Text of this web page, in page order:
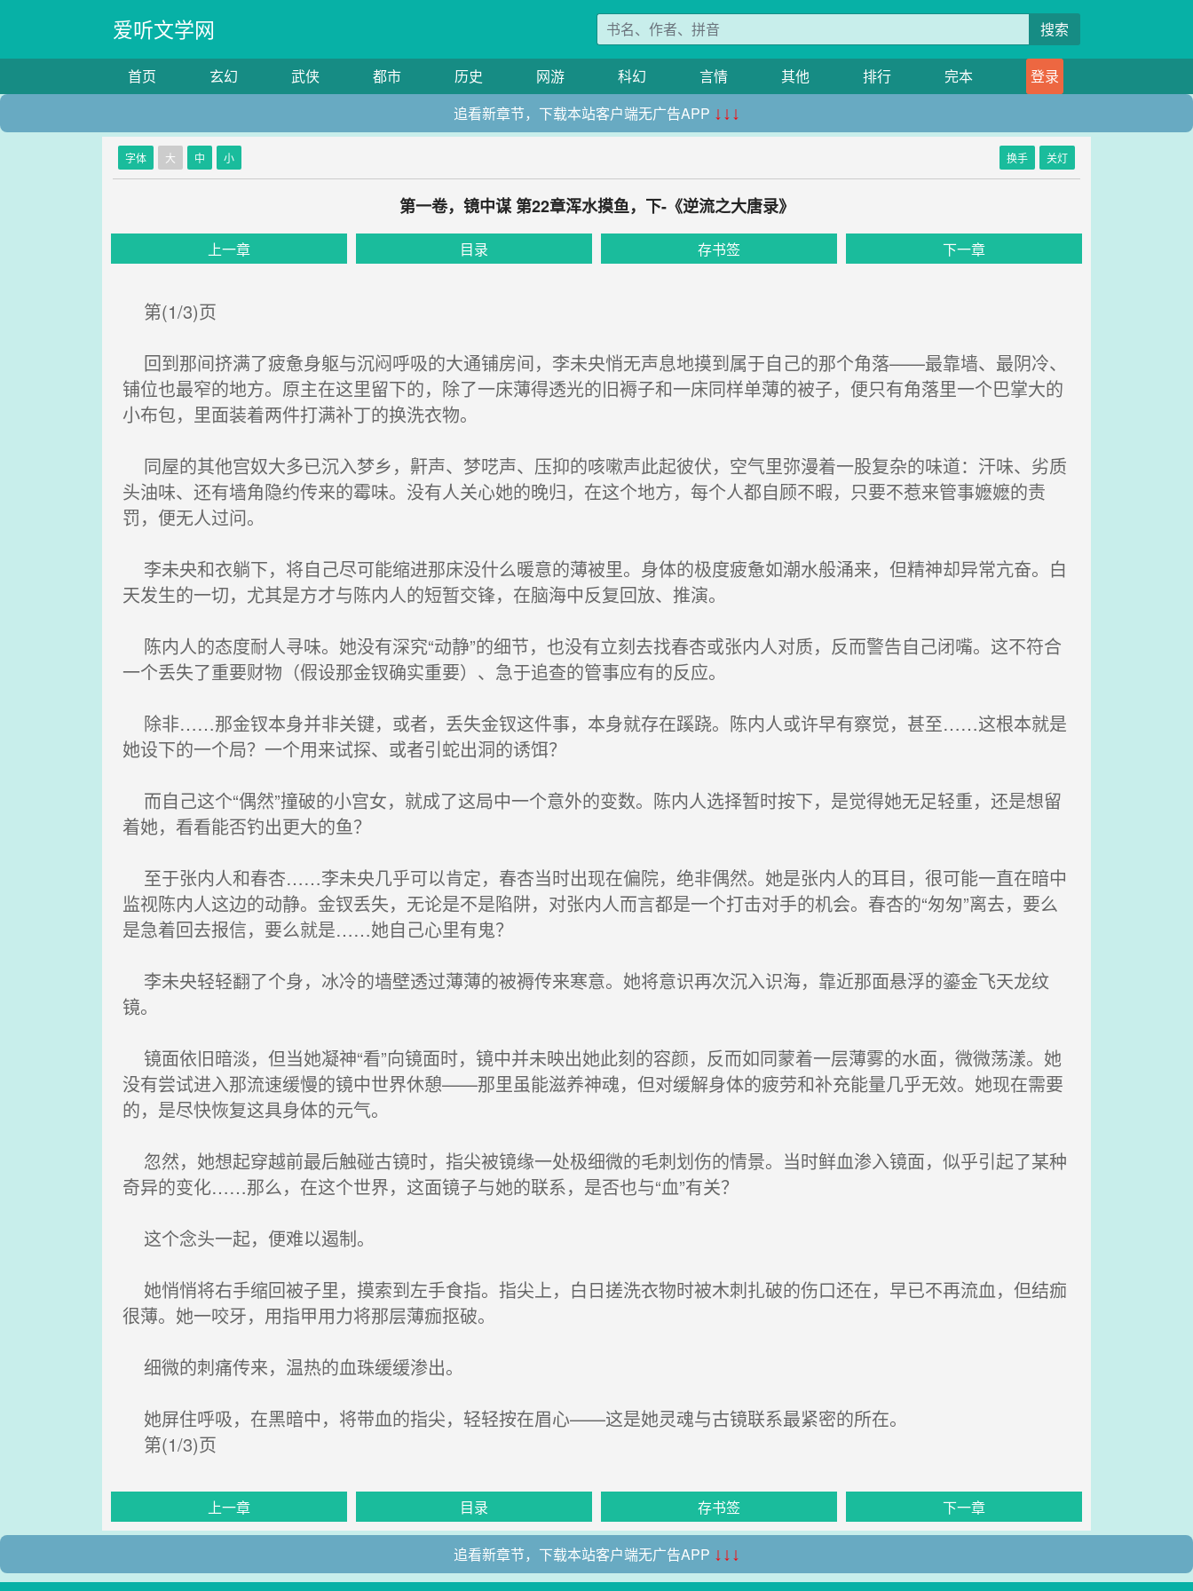
爱听文学网 搜索
首页 玄幻 武侠 都市 历史 网游 科幻 言情 其他 排行 完本
登录
追看新章节，下载本站客户端无广告APP ↓↓↓
字体 大 中 小 换手 关灯
第一卷，镜中谋 第22章浑水摸鱼，下-《逆流之大唐录》
上一章 目录 存书签 下一章
第(1/3)页
回到那间挤满了疲惫身躯与沉闷呼吸的大通铺房间，李未央悄无声息地摸到属于自己的那个角落——最靠墙、最阴冷、
铺位也最窄的地方。原主在这里留下的，除了一床薄得透光的旧褥子和一床同样单薄的被子，便只有角落里一个巴掌大的
小布包，里面装着两件打满补丁的换洗衣物。
同屋的其他宫奴大多已沉入梦乡，鼾声、梦呓声、压抑的咳嗽声此起彼伏，空气里弥漫着一股复杂的味道：汗味、劣质
头油味、还有墙角隐约传来的霉味。没有人关心她的晚归，在这个地方，每个人都自顾不暇，只要不惹来管事嬷嬷的责
罚，便无人过问。
李未央和衣躺下，将自己尽可能缩进那床没什么暖意的薄被里。身体的极度疲惫如潮水般涌来，但精神却异常亢奋。白
天发生的一切，尤其是方才与陈内人的短暂交锋，在脑海中反复回放、推演。
陈内人的态度耐人寻味。她没有深究“动静”的细节，也没有立刻去找春杏或张内人对质，反而警告自己闭嘴。这不符合
一个丢失了重要财物（假设那金钗确实重要）、急于追查的管事应有的反应。
除非……那金钗本身并非关键，或者，丢失金钗这件事，本身就存在蹊跷。陈内人或许早有察觉，甚至……这根本就是
她设下的一个局？一个用来试探、或者引蛇出洞的诱饵？
而自己这个“偶然”撞破的小宫女，就成了这局中一个意外的变数。陈内人选择暂时按下，是觉得她无足轻重，还是想留
着她，看看能否钓出更大的鱼？
至于张内人和春杏……李未央几乎可以肯定，春杏当时出现在偏院，绝非偶然。她是张内人的耳目，很可能一直在暗中
监视陈内人这边的动静。金钗丢失，无论是不是陷阱，对张内人而言都是一个打击对手的机会。春杏的“匆匆”离去，要么
是急着回去报信，要么就是……她自己心里有鬼？
李未央轻轻翻了个身，冰冷的墙壁透过薄薄的被褥传来寒意。她将意识再次沉入识海，靠近那面悬浮的鎏金飞天龙纹
镜。
镜面依旧暗淡，但当她凝神“看”向镜面时，镜中并未映出她此刻的容颜，反而如同蒙着一层薄雾的水面，微微荡漾。她
没有尝试进入那流速缓慢的镜中世界休憩——那里虽能滋养神魂，但对缓解身体的疲劳和补充能量几乎无效。她现在需要
的，是尽快恢复这具身体的元气。
忽然，她想起穿越前最后触碰古镜时，指尖被镜缘一处极细微的毛刺划伤的情景。当时鲜血渗入镜面，似乎引起了某种
奇异的变化……那么，在这个世界，这面镜子与她的联系，是否也与“血”有关？
这个念头一起，便难以遏制。
她悄悄将右手缩回被子里，摸索到左手食指。指尖上，白日搓洗衣物时被木刺扎破的伤口还在，早已不再流血，但结痂
很薄。她一咬牙，用指甲用力将那层薄痂抠破。
细微的刺痛传来，温热的血珠缓缓渗出。
她屏住呼吸，在黑暗中，将带血的指尖，轻轻按在眉心——这是她灵魂与古镜联系最紧密的所在。
第(1/3)页
上一章 目录 存书签 下一章
追看新章节，下载本站客户端无广告APP ↓↓↓